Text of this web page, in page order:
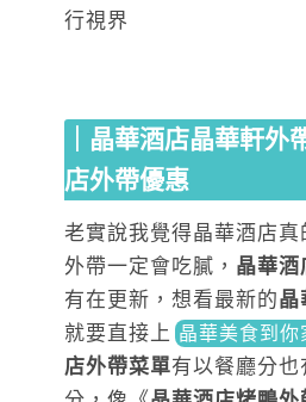
｜晶華酒店晶華軒外
店外帶優惠
老實說我覺得晶華酒店真
外帶一定會吃膩， 晶華酒
有在更新，想看最新的晶
就要直接上 晶華美食到你
店外帶菜單有以餐廳分也